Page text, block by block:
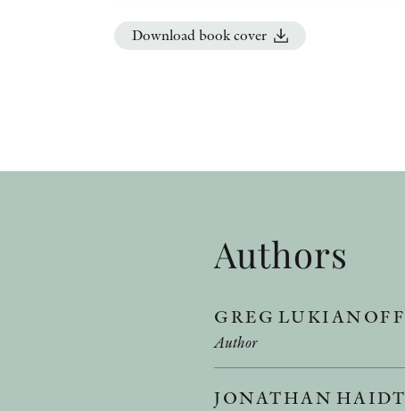
Download book cover
Authors
GREG LUKIANOFF
Author
JONATHAN HAIDT